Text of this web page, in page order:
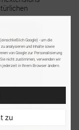
Google) - um die
analysieren und Inhalte sowie
von Google zur Personalisierung
nicht zustimmen, verwenden wir
jederzeit in Ihrem Browser ändern.
zu